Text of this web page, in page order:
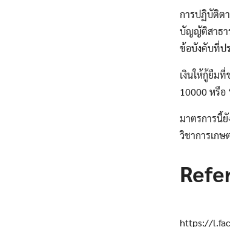
การปฏิบัติต
บัญญัติสาธา
ข้อบังคับที่ป
เงินให้กู้ยืม
10000 หรือ
มาตรการนี้ยั
วิชาการเกษ
https://